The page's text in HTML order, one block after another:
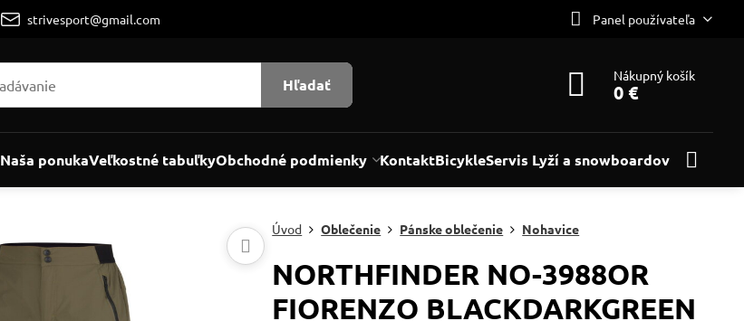
strivesport@gmail.com Panel používateľa
Hľadať Nákupný košík
0 €
Naša ponukaVeľkostné tabuľkyObchodné podmienky KontaktBicykleServis Lyží a snowboardov
Úvod Oblečenie Pánske oblečenie Nohavice
NORTHFINDER NO-3988OR
FIORENZO BLACKDARKGREEN